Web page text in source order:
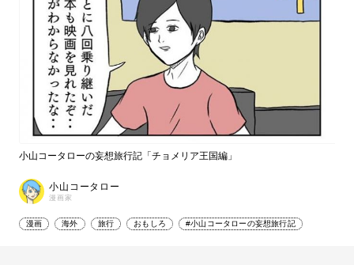
小山コータローの妄想旅行記「チョメリア王国編」
小山コータロー
漫画家
漫画 海外 旅行 おもしろ #小山コータローの妄想旅行記